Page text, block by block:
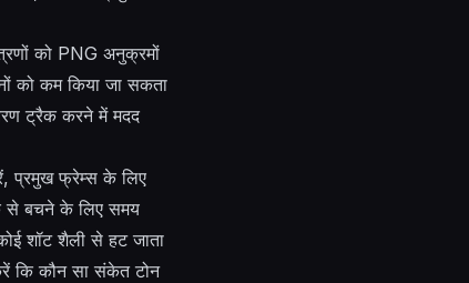
को PNG अनुक्रमों
को कम किया जा सकता
ट्रैक करने में मदद
प्रमुख फ्रेम्स के लिए
से बचने के लिए समय
शॉट शैली से हट जाता
कि कौन सा संकेत टोन